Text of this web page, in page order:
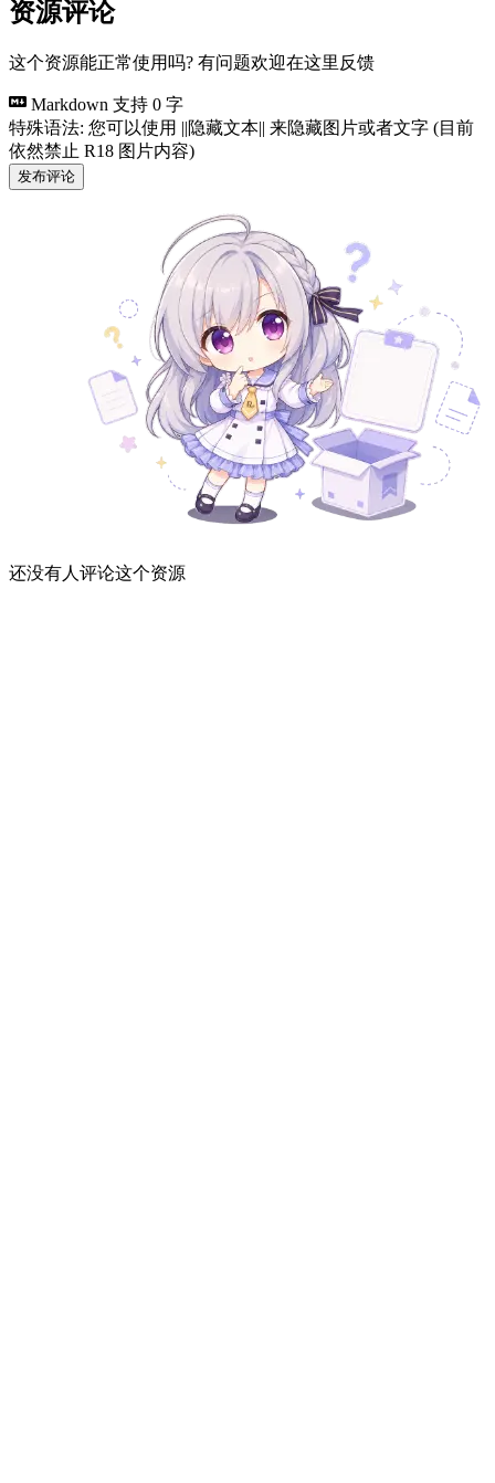
资源评论
这个资源能正常使用吗? 有问题欢迎在这里反馈
Markdown 支持 0 字
特殊语法: 您可以使用 ||隐藏文本|| 来隐藏图片或者文字 (目前
依然禁止 R18 图片内容)
发布评论
还没有人评论这个资源